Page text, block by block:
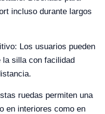
incluso durante largos
Los usuarios pueden
la silla con facilidad
ruedas permiten una
en interiores como en